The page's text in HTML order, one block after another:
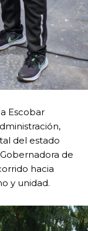
Escobar
del estado
de
hacia
y unidad.